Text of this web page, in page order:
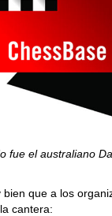
fue el australiano
que a los
cantera: